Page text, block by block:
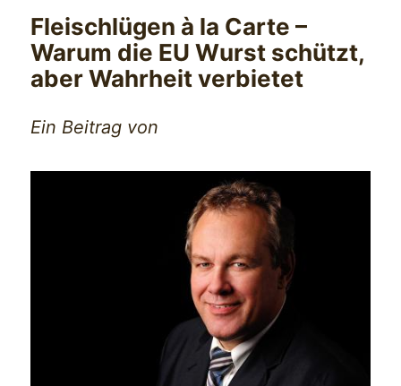
Fleischlügen à la Carte –
Warum die EU Wurst schützt,
aber Wahrheit verbietet
Ein Beitrag von